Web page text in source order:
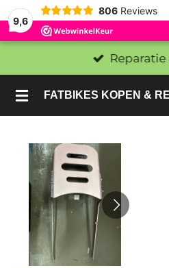
9,6
806 Reviews
Reparatie